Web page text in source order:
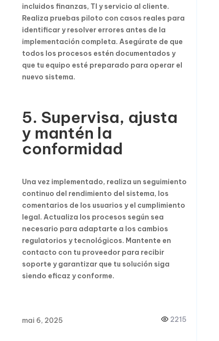
incluidos finanzas, TI y servicio al cliente.
Realiza pruebas piloto con casos reales para
identificar y resolver errores antes de la
implementación completa. Asegúrate de que
todos los procesos estén documentados y
que tu equipo esté preparado para operar el
nuevo sistema.
5. Supervisa, ajusta
y mantén la
conformidad
Una vez implementado, realiza un seguimiento
continuo del rendimiento del sistema, los
comentarios de los usuarios y el cumplimiento
legal. Actualiza los procesos según sea
necesario para adaptarte a los cambios
regulatorios y tecnológicos. Mantente en
contacto con tu proveedor para recibir
soporte y garantizar que tu solución siga
siendo eficaz y conforme.
mai 6, 2025 2215